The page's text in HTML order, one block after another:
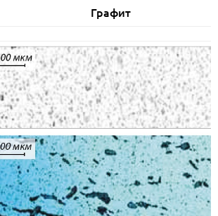
Графит